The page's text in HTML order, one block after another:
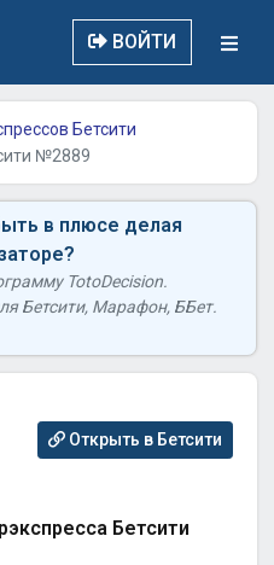
ВОЙТИ
Бетсити
№2889
в плюсе делая
TotoDecision.
Бетсити, Марафон, ББет.
Открыть в Бетсити
Бетсити